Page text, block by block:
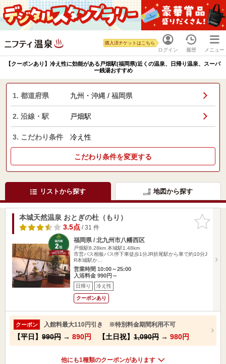
ログイン
購入済チケットはこちら
履歴 メニュー
【クーポンあり】冷え性に効能がある戸畑駅(福岡県)近くの温泉、日帰り温泉、スーパ
ー銭湯おすすめ
1. 都道府県 九州・沖縄 / 福岡県
2. 沿線・駅 戸畑駅
3. こだわり条件 冷え性
こだわり条件を変更する
リストから探す 地図から探す
お気に入
りに追加
本城天然温泉 おとぎの杜（もり）
3.5点/ 31 件
福岡県 / 北九州市八幡西区
戸畑駅8.28km 本城駅1.48km
市営バス相板バス停下車徒歩1分JR折尾駅から車で約10分J
R本城駅か…
営業時間 10:00～25:00
入浴料金 990円～
日帰り 冷え性
クーポンあり
クーポン 入館料最大110円引き ※特別料金期間利用不可
【平日】 990円 → 890円 【土日祝】 1,090円 → 980円
他にも1種類のクーポンがあります